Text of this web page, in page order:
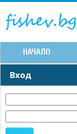
НАЧАЛО
Вход